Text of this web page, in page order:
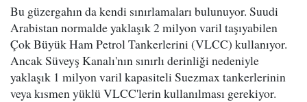
Bu güzergahın da kendi sınırlamaları bulunuyor. Suudi
Arabistan normalde yaklaşık 2 milyon varil taşıyabilen
Çok Büyük Ham Petrol Tankerlerini (VLCC) kullanıyor.
Ancak Süveyş Kanalı'nın sınırlı derinliği nedeniyle
yaklaşık 1 milyon varil kapasiteli Suezmax tankerlerinin
veya kısmen yüklü VLCC'lerin kullanılması gerekiyor.